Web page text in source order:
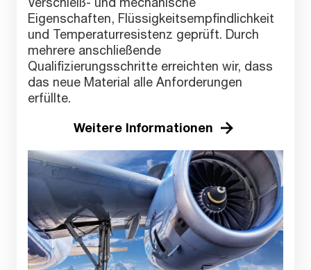
Eigenschaften, Flüssigkeitsempfindlichkeit
und Temperaturresistenz geprüft. Durch
mehrere anschließende
Qualifizierungsschritte erreichten wir, dass
das neue Material alle Anforderungen
erfüllte.
Weitere Informationen